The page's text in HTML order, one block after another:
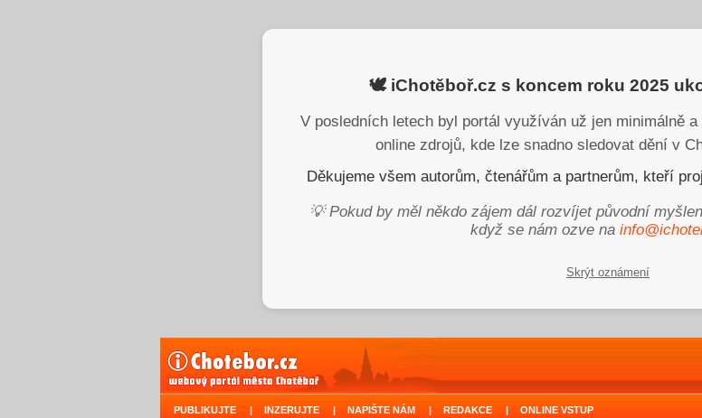
🕊️ iChotěboř.cz s koncem roku 2025
V posledních letech byl portál využíván už jen minimálně
online zdrojů, kde lze snadno sledovat dění v
Děkujeme všem autorům, čtenářům a partnerům, kteří
💡 Pokud by měl někdo zájem dál rozvíjet původní
když se nám ozve na
Skrýt oznámení
PUBLIKUJTE | INZERUJTE | NAPIŠTE NÁM | REDAKCE | ONLINE VSTUP